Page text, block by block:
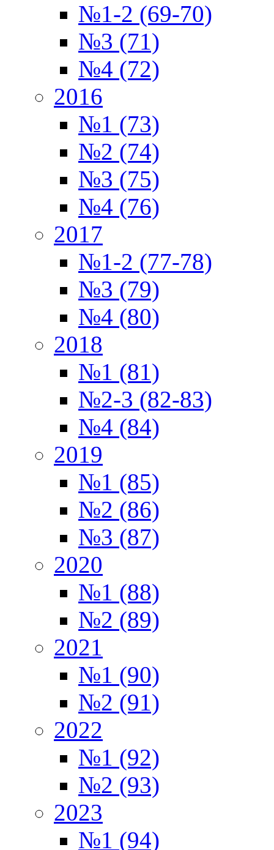
№1-2 (69-70)
№3 (71)
№4 (72)
2016
№1 (73)
№2 (74)
№3 (75)
№4 (76)
2017
№1-2 (77-78)
№3 (79)
№4 (80)
2018
№1 (81)
№2-3 (82-83)
№4 (84)
2019
№1 (85)
№2 (86)
№3 (87)
2020
№1 (88)
№2 (89)
2021
№1 (90)
№2 (91)
2022
№1 (92)
№2 (93)
2023
№1 (94)